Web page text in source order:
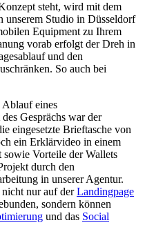
steht, wird mit dem
unserem Studio in Düsseldorf
Equipment zu Ihrem
vorab erfolgt der Dreh in
und den
So auch bei
eines
Gesprächs war der
eingesetzte Brieftasche von
ein Erklärvideo in einem
Vorteile der Wallets
durch den
in unserer Agentur.
nicht nur auf derLandingpage
sondern können
und das Social